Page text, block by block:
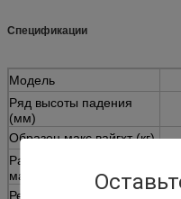
Спецификации
Модель
Ряд высоты падения
(мм)
Образец макс.вайгхт (кг)
Размер образца
максимальный (мм)
Режим падения